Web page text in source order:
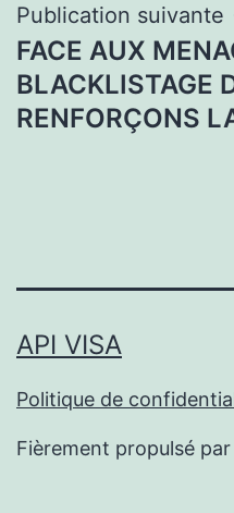
Publication suivante
FACE AUX
BLACKLISTAGE
RENFORÇONS
API VISA
Politique de
Fièrement propulsé par